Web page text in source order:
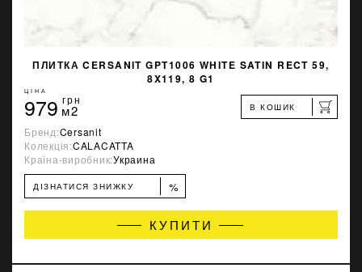
ПЛИТКА CERSANIT GPT1006 WHITE SATIN RECT 59,
8X119, 8 G1
ЦІНА
979 грн
м2 В КОШИК
Бренд:Cersanit
Колекція:CALACATTA
Країна-виробник:Украина
ДІЗНАТИСЯ ЗНИЖКУ %
КУПИТИ